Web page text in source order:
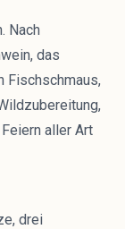
Nach
das
Fischschmaus,
aller Art
drei